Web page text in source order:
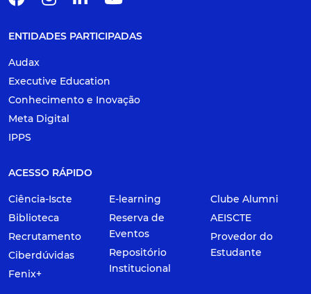
ENTIDADES PARTICIPADAS
Audax
Executive Education
Conhecimento e Inovação
Meta Digital
IPPS
ACESSO RÁPIDO
Ciência-Iscte
Biblioteca
Recrutamento
Ciberdúvidas
Fenix+
E-learning
Reserva de
Eventos
Repositório
Institucional
Clube Alumni
AEISCTE
Provedor do
Estudante